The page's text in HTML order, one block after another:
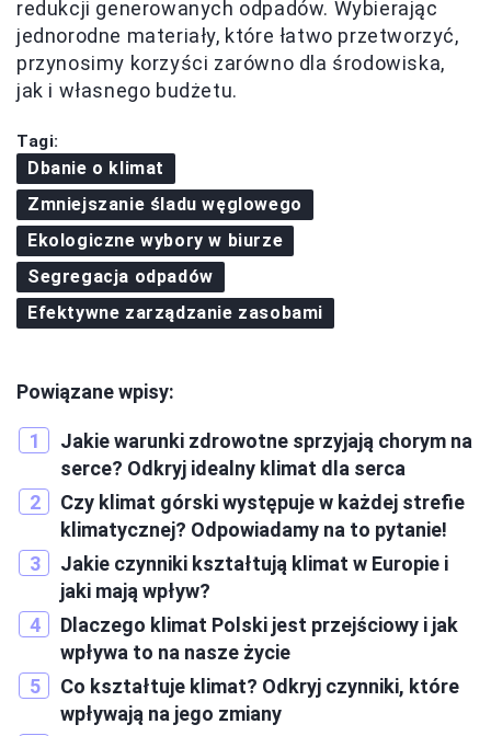
redukcji generowanych odpadów. Wybierając
jednorodne materiały, które łatwo przetworzyć,
przynosimy korzyści zarówno dla środowiska,
jak i własnego budżetu.
Tagi:
Dbanie o klimat
Zmniejszanie śladu węglowego
Ekologiczne wybory w biurze
Segregacja odpadów
Efektywne zarządzanie zasobami
Powiązane wpisy:
Jakie warunki zdrowotne sprzyjają chorym na
serce? Odkryj idealny klimat dla serca
Czy klimat górski występuje w każdej strefie
klimatycznej? Odpowiadamy na to pytanie!
Jakie czynniki kształtują klimat w Europie i
jaki mają wpływ?
Dlaczego klimat Polski jest przejściowy i jak
wpływa to na nasze życie
Co kształtuje klimat? Odkryj czynniki, które
wpływają na jego zmiany